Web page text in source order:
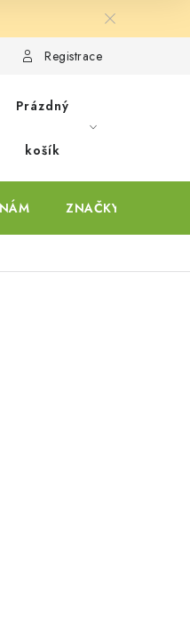
Registrace
Prázdný
košík
ZNAČKY